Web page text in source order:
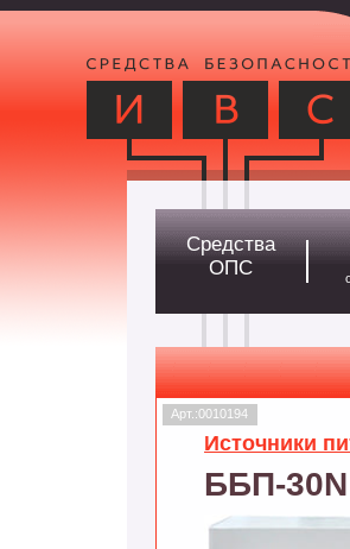
Средства
ОПС
Арт.:0010194
Источники
ББП-30N